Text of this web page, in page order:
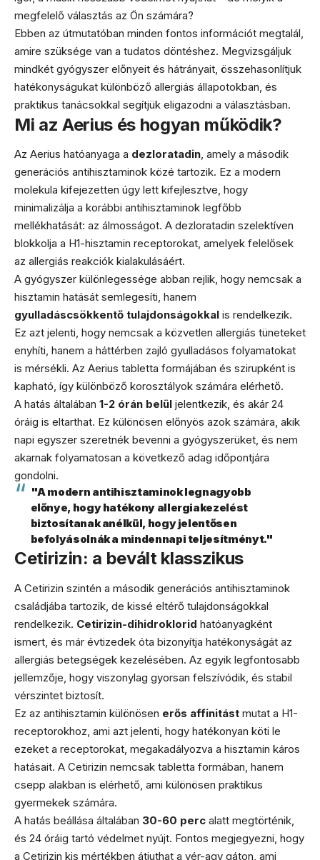
megfelelő választás az Ön számára?
Ebben az útmutatóban minden fontos információt megtalál,
amire szüksége van a tudatos döntéshez. Megvizsgáljuk
mindkét gyógyszer előnyeit és hátrányait, összehasonlítjuk
hatékonyságukat különböző allergiás állapotokban, és
praktikus tanácsokkal segítjük eligazodni a választásban.
Mi az Aerius és hogyan működik?
Az Aerius hatóanyaga a dezloratadin, amely a második
generációs antihisztaminok közé tartozik. Ez a modern
molekula kifejezetten úgy lett kifejlesztve, hogy
minimalizálja a korábbi antihisztaminok legfőbb
mellékhatását: az álmosságot. A dezloratadin szelektíven
blokkolja a H1-hisztamin receptorokat, amelyek felelősek
az allergiás reakciók kialakulásáért.
A gyógyszer különlegessége abban rejlik, hogy nemcsak a
hisztamin hatását semlegesíti, hanem
gyulladáscsökkentő tulajdonságokkal is rendelkezik.
Ez azt jelenti, hogy nemcsak a közvetlen allergiás tüneteket
enyhíti, hanem a háttérben zajló gyulladásos folyamatokat
is mérsékli. Az Aerius tabletta formájában és szirupként is
kapható, így különböző korosztályok számára elérhető.
A hatás általában 1-2 órán belül jelentkezik, és akár 24
óráig is eltarthat. Ez különösen előnyös azok számára, akik
napi egyszer szeretnék bevenni a gyógyszerüket, és nem
akarnak folyamatosan a következő adag időpontjára
gondolni.
"A modern antihisztaminok legnagyobb
előnye, hogy hatékony allergiakezelést
biztosítanak anélkül, hogy jelentősen
befolyásolnák a mindennapi teljesítményt."
Cetirizin: a bevált klasszikus
A Cetirizin szintén a második generációs antihisztaminok
családjába tartozik, de kissé eltérő tulajdonságokkal
rendelkezik. Cetirizin-dihidroklorid hatóanyagként
ismert, és már évtizedek óta bizonyítja hatékonyságát az
allergiás betegségek kezelésében. Az egyik legfontosabb
jellemzője, hogy viszonylag gyorsan felszívódik, és stabil
vérszintet biztosít.
Ez az antihisztamin különösen erős affinitást mutat a H1-
receptorokhoz, ami azt jelenti, hogy hatékonyan köti le
ezeket a receptorokat, megakadályozva a hisztamin káros
hatásait. A Cetirizin nemcsak tabletta formában, hanem
csepp alakban is elérhető, ami különösen praktikus
gyermekek számára.
A hatás beállása általában 30-60 perc alatt megtörténik,
és 24 óráig tartó védelmet nyújt. Fontos megjegyezni, hogy
a Cetirizin kis mértékben átjuthat a vér-agy gáton, ami